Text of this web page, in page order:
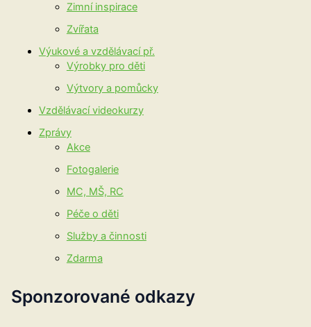
Zimní inspirace
Zvířata
Výukové a vzdělávací př.
Výrobky pro děti
Výtvory a pomůcky
Vzdělávací videokurzy
Zprávy
Akce
Fotogalerie
MC, MŠ, RC
Péče o děti
Služby a činnosti
Zdarma
Sponzorované odkazy